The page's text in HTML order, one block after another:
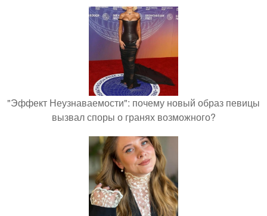
"Эффект Неузнаваемости": почему новый образ певицы
вызвал споры о гранях возможного?